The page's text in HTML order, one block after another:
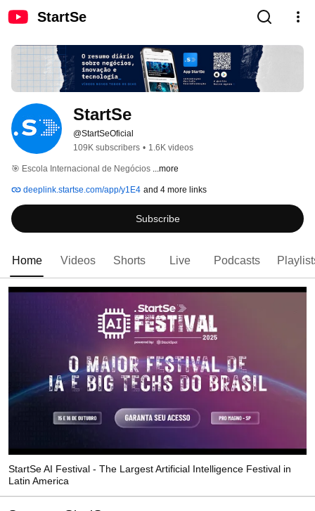
StartSe
StartSe
@StartSeOficial
109K subscribers • 1.6K videos
🎯 Escola Internacional de Negócios ...more
deeplink.startse.com/app/y1E4 and 4 more links
Subscribe
Home Videos Shorts Live Podcasts
StartSe AI Festival - The Largest Artificial Intelligence Festival in
Latin America